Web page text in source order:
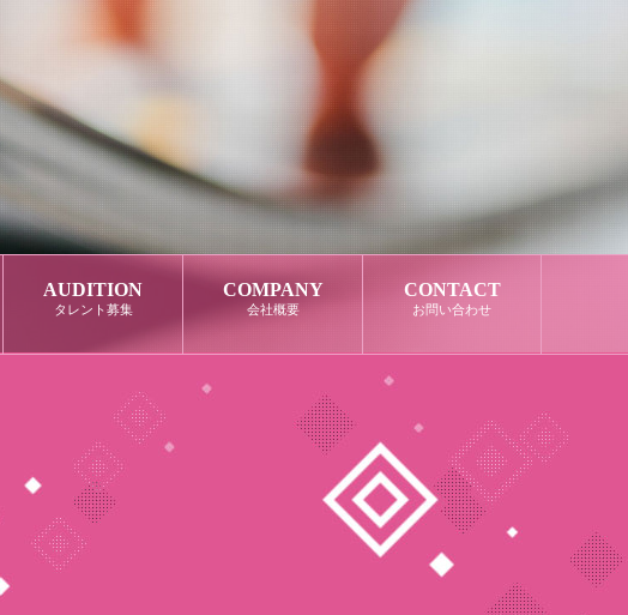
AUDITION
タレント募集
COMPANY
会社概要
CONTACT
お問い合わせ